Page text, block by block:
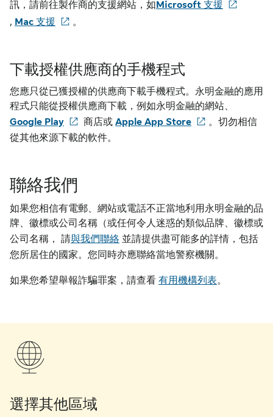
訊，請前往製作商的支援網站，如Microsoft 支援
, Mac 支援 。
下載授權供應商的手機程式
您應只從已獲授權的供應商下載手機程式。永明金融的應用
程式只能從授權供應商下載，例如永明金融的網站、
Google Play
商店或 Apple App Store
。切勿相信
從其他來源下載的軟件。
聯絡我們
如果您相信有電郵、網站或電話不正當地利用永明金融的品
牌、徽標或公司名稱（或任何令人迷惑的類似品牌、徽標或
公司名稱， 請與我們聯絡 並請提供盡可能多的詳情，包括
您所居住的國家。您同時亦應聯絡當地警察機關。
如果您希望舉報詐騙罪案，請查看 有用機構列表。
選擇其他區域